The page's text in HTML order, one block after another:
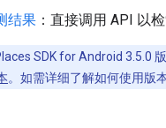
结果 ：直接调用 API 以
SDK for Android 3.5.0
。如需详细了解如何使用版